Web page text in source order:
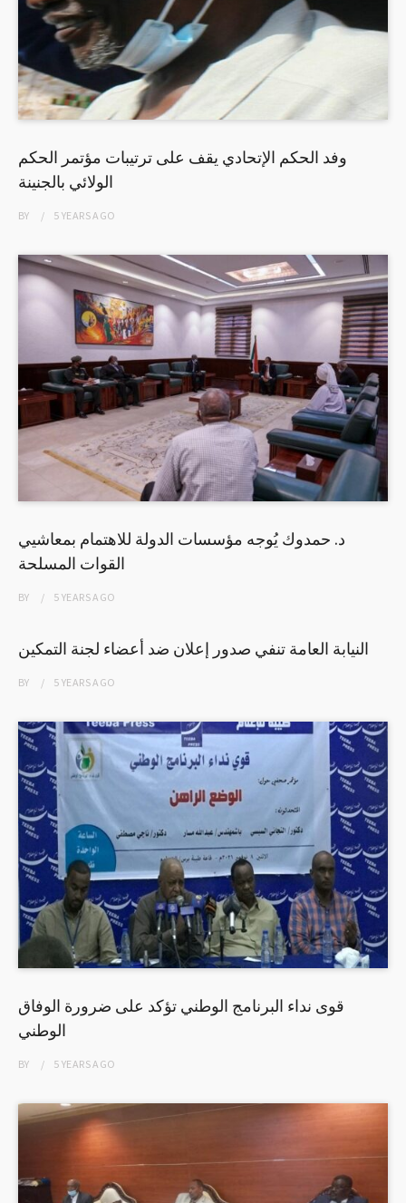
وفد الحكم الإتحادي يقف على ترتيبات مؤتمر الحكم
الولائي بالجنينة
BY 5 YEARSAGO
د. حمدوك يُوجه مؤسسات الدولة للاهتمام بمعاشيي
القوات المسلحة
BY 5 YEARSAGO
النيابة العامة تنفي صدور إعلان ضد أعضاء لجنة التمكين
BY 5 YEARSAGO
قوى نداء البرنامج الوطني تؤكد على ضرورة الوفاق
الوطني
BY 5 YEARSAGO